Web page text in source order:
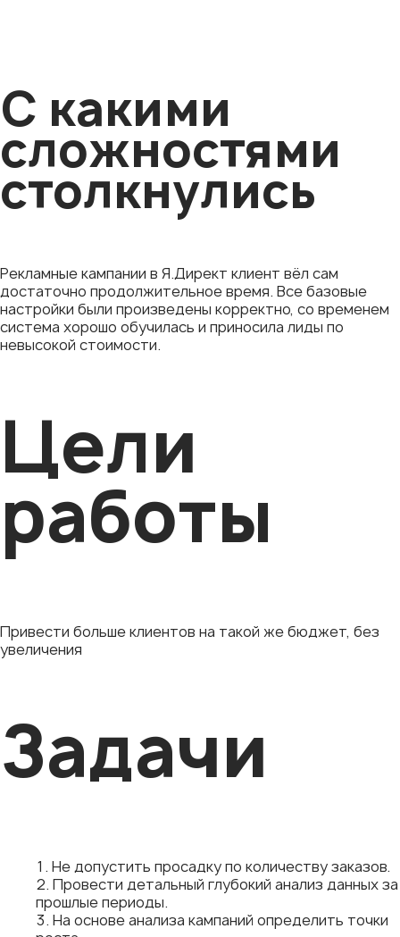
С какими
сложностями
столкнулись
Рекламные кампании в Я.Директ клиент вёл сам
достаточно продолжительное время. Все базовые
настройки были произведены корректно, со временем
система хорошо обучилась и приносила лиды по
невысокой стоимости.
Цели
работы
Привести больше клиентов на такой же бюджет, без
увеличения
Задачи
Не допустить просадку по количеству заказов.
Провести детальный глубокий анализ данных за
прошлые периоды.
На основе анализа кампаний определить точки